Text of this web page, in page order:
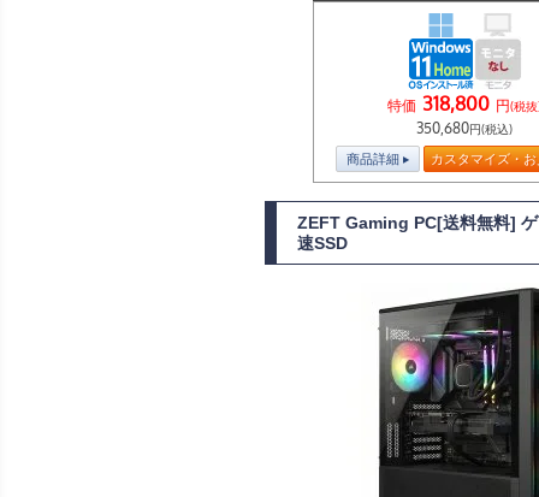
特価 318,800 円(税抜
350,680円(税込)
商品詳細 カスタマイズ・
ZEFT Gaming PC[送料無料]
速SSD